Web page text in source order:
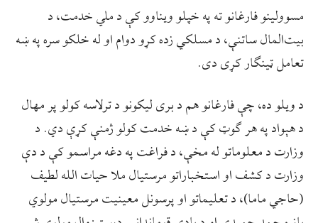
مسوولینو فارغانو ته په خپلو ویناوو کې د ملي خدمت، د
بیت‌المال ساتنې، د مسلکي زده کړو دوام او له خلکو سره په ښه
تعامل ټینګار کړی دی.
د ويلو ده، چې فارغانو هم د بری ليکونو د ترلاسه کولو پر مهال
د هېواد په هر ګوټ کې د ښه خدمت کولو ژمنې کړې دي. د
وزارت د معلوماتو له مخې، د فراغت په دغه مراسمو کې د دې
وزارت د کشف او استخباراتو مرستیال ملا حیات الله لطیف
(حاجي ماما)، د تعلیماتو او پرسونل معینیت مرستیال مولوي